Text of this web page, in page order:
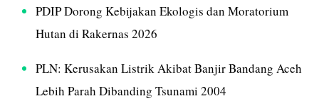
PDIP Dorong Kebijakan Ekologis dan Moratorium
Hutan di Rakernas 2026
PLN: Kerusakan Listrik Akibat Banjir Bandang Aceh
Lebih Parah Dibanding Tsunami 2004